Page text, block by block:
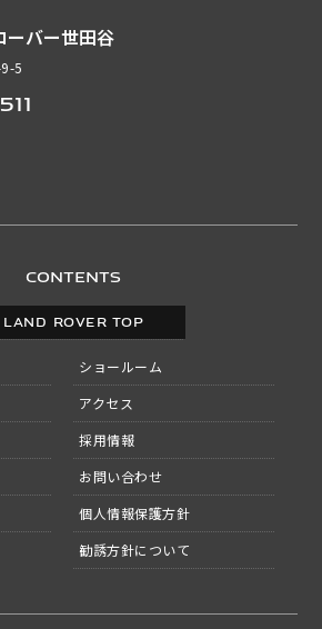
CONTENTS
LAND ROVER TOP
ショールーム
アクセス
採用情報
お問い合わせ
個人情報保護方針
勧誘方針について
ーバー世田谷
5